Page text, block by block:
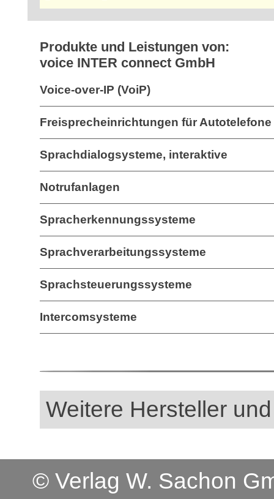
Produkte und Leistungen von:
voice INTER connect GmbH
Voice-over-IP (VoiP)
Freisprecheinrichtungen für Autotelefone
Sprachdialogsysteme, interaktive
Notrufanlagen
Spracherkennungssysteme
Sprachverarbeitungssysteme
Sprachsteuerungssysteme
Intercomsysteme
Weitere Hersteller
© Verlag W. Sachon